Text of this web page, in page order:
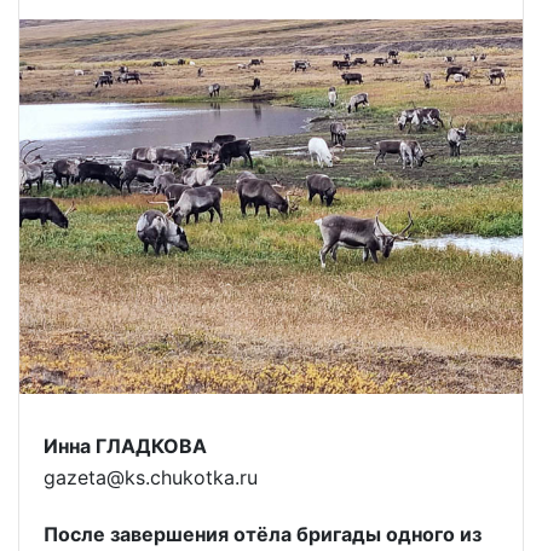
Инна ГЛАДКОВА
gazeta@ks.chukotka.ru
После завершения отёла бригады одного из